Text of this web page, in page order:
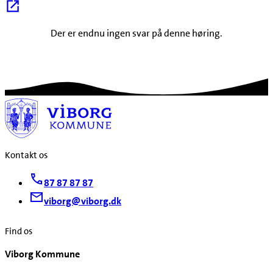
Der er endnu ingen svar på denne høring.
Kontakt os
87 87 87 87
viborg@viborg.dk
Find os
Viborg Kommune